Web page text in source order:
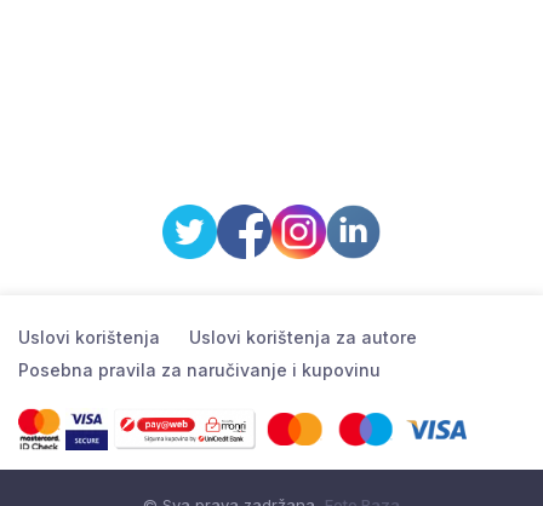
Uslovi korištenja
Uslovi korištenja za autore
Posebna pravila za naručivanje i kupovinu